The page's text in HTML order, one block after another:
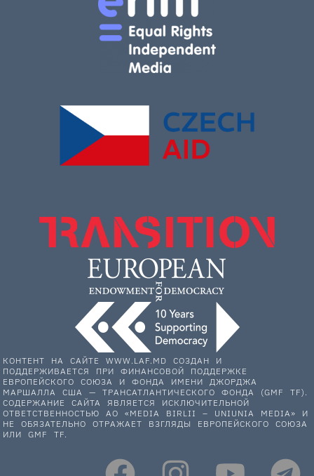
КОНТЕНТ НА САЙТЕ WWW.LAF.MD СОЗДАН И
ПОДДЕРЖИВАЕТСЯ ПРИ ФИНАНСОВОЙ ПОДДЕРЖКЕ
ЕВРОПЕЙСКОГО СОЮЗА И ФОНДА ИМЕНИ ДЖОРДЖА
МАРШАЛЛА США — ТРАНСАТЛАНТИЧЕСКОГО ФОНДА (GMF TF).
СОДЕРЖАНИЕ САЙТА ЯВЛЯЕТСЯ ИСКЛЮЧИТЕЛЬНОЙ
ОТВЕТСТВЕННОСТЬЮ АО «MEDIA BIRLII – UNIUNIA MEDIA» И
НЕ ОБЯЗАТЕЛЬНО ОТРАЖАЕТ ВЗГЛЯДЫ ЕВРОПЕЙСКОГО СОЮЗА
ИЛИ GMF TF.